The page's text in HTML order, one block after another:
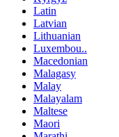
Latin
Latvian
Lithuanian
Luxembou..
Macedonian
Malagasy
Malay
Malayalam
Maltese
Maori